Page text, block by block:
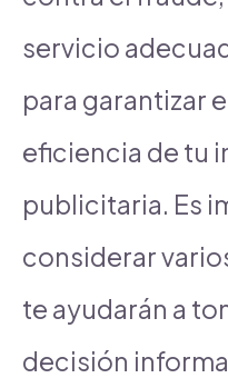
servicio
para garantizar
eficiencia de tu
publicitaria. Es
considerar
te ayudarán a
decisión